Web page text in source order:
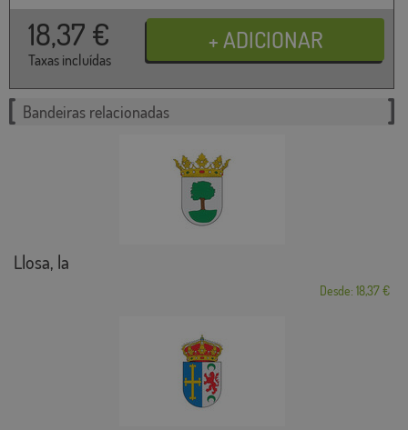
18,37 €
Taxas incluídas
Bandeiras relacionadas
Llosa, la
Desde: 18,37 €